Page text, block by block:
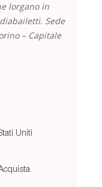
lorgano in
Sede
– Capitale
Uniti